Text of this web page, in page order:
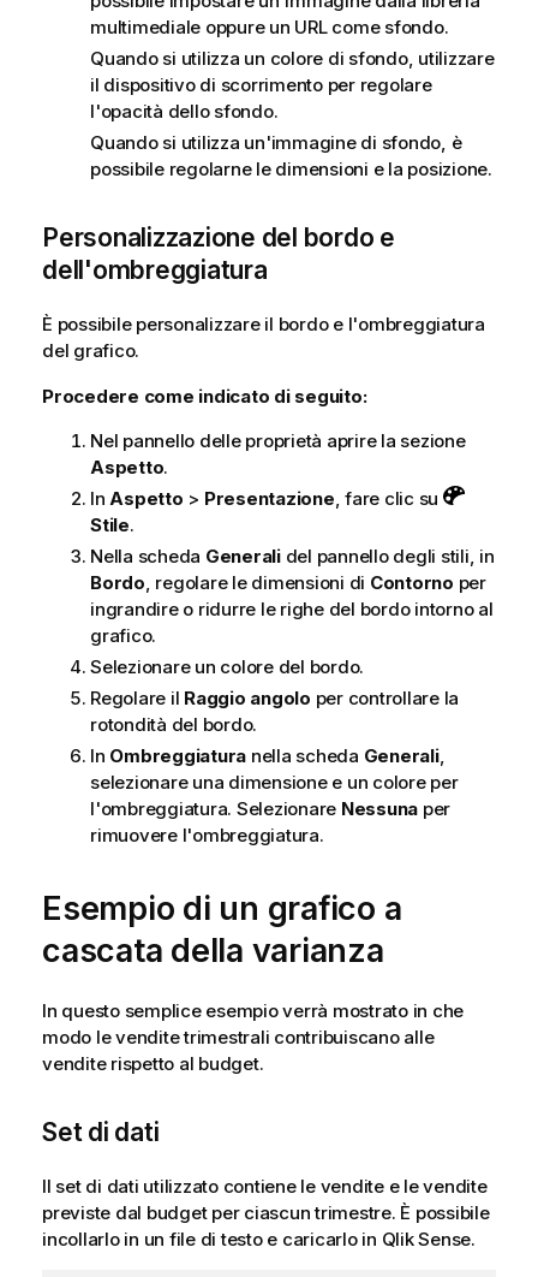
multimediale oppure un URL come sfondo.
Quando si utilizza un colore di sfondo, utilizzare
il dispositivo di scorrimento per regolare
l'opacità dello sfondo.
Quando si utilizza un'immagine di sfondo, è
possibile regolarne le dimensioni e la posizione.
Personalizzazione del bordo e
dell'ombreggiatura
È possibile personalizzare il bordo e l'ombreggiatura
del grafico.
Procedere come indicato di seguito:
Nel pannello delle proprietà aprire la sezione
Aspetto.
In Aspetto > Presentazione , fare clic su
Stile.
Nella scheda Generalidel pannello degli stili, in
Bordo , regolare le dimensioni di Contorno per
ingrandire o ridurre le righe del bordo intorno al
grafico.
Selezionare un colore del bordo.
Regolare il Raggio angolo per controllare la
rotondità del bordo.
In Ombreggiatura nella scheda Generali,
selezionare una dimensione e un colore per
l'ombreggiatura. Selezionare Nessuna per
rimuovere l'ombreggiatura.
Esempio di un grafico a
cascata della varianza
In questo semplice esempio verrà mostrato in che
modo le vendite trimestrali contribuiscano alle
vendite rispetto al budget.
Set di dati
Il set di dati utilizzato contiene le vendite e le vendite
previste dal budget per ciascun trimestre. È possibile
incollarlo in un file di testo e caricarlo in Qlik Sense.